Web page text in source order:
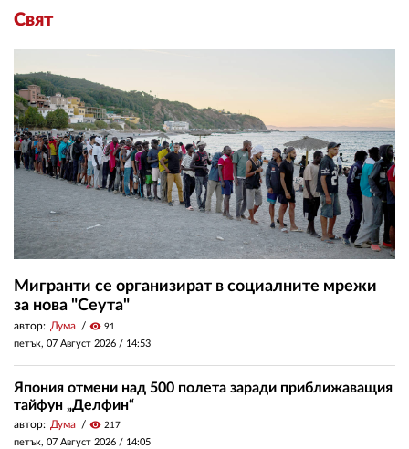
Свят
Мигранти се организират в социалните мрежи
за нова "Сеута"
автор: Дума visibility 91
петък, 07 Август 2026 / 14:53
Япония отмени над 500 полета заради приближаващия
тайфун „Делфин“
автор: Дума visibility 217
петък, 07 Август 2026 / 14:05